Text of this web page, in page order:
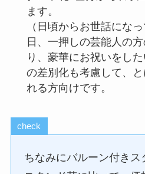
ます。
（日頃からお世話にな
日、一押しの芸能人の
り、豪華にお祝いをし
の差別化も考慮して、
れる方向けです。
check
ちなみにバルーン付きス